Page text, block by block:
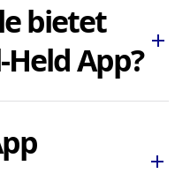
bietet
App? add
Pflegehilfsmittel
bequem zu
add